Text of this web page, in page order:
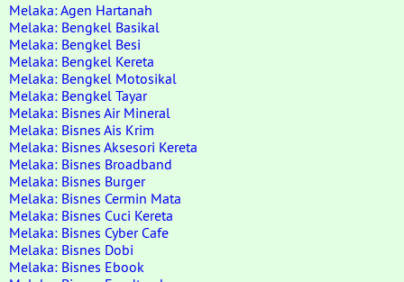
Melaka: Agen Hartanah
Melaka: Bengkel Basikal
Melaka: Bengkel Besi
Melaka: Bengkel Kereta
Melaka: Bengkel Motosikal
Melaka: Bengkel Tayar
Melaka: Bisnes Air Mineral
Melaka: Bisnes Ais Krim
Melaka: Bisnes Aksesori Kereta
Melaka: Bisnes Broadband
Melaka: Bisnes Burger
Melaka: Bisnes Cermin Mata
Melaka: Bisnes Cuci Kereta
Melaka: Bisnes Cyber Cafe
Melaka: Bisnes Dobi
Melaka: Bisnes Ebook